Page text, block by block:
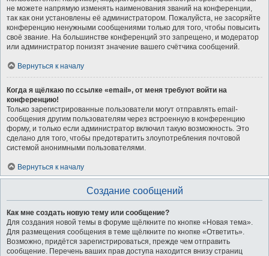
не можете напрямую изменять наименования званий на конференции,
так как они установлены её администратором. Пожалуйста, не засоряйте
конференцию ненужными сообщениями только для того, чтобы повысить
своё звание. На большинстве конференций это запрещено, и модератор
или администратор понизят значение вашего счётчика сообщений.
Вернуться к началу
Когда я щёлкаю по ссылке «email», от меня требуют войти на
конференцию!
Только зарегистрированные пользователи могут отправлять email-
сообщения другим пользователям через встроенную в конференцию
форму, и только если администратор включил такую возможность. Это
сделано для того, чтобы предотвратить злоупотребления почтовой
системой анонимными пользователями.
Вернуться к началу
Создание сообщений
Как мне создать новую тему или сообщение?
Для создания новой темы в форуме щёлкните по кнопке «Новая тема».
Для размещения сообщения в теме щёлкните по кнопке «Ответить».
Возможно, придётся зарегистрироваться, прежде чем отправить
сообщение. Перечень ваших прав доступа находится внизу страниц